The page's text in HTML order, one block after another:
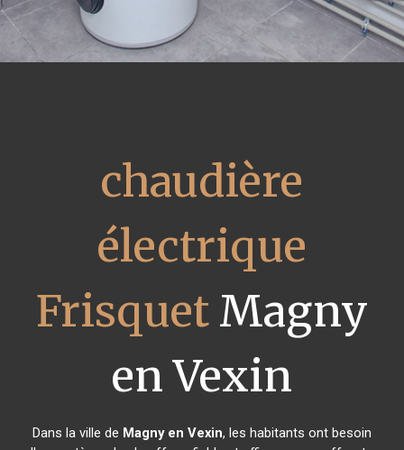
chaudière
électrique
FrisquetMagny
en Vexin
Dans la ville de Magny en Vexin, les habitants ont besoin